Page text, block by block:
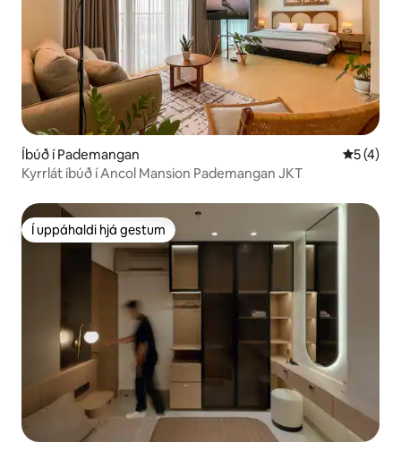
Íbúð í Pademangan 5 af 5 í
5 (4)
Kyrrlát íbúð í Ancol Mansion Pademangan JKT
Í uppáhaldi hjá gestum
Í uppáhaldi hjá gestum